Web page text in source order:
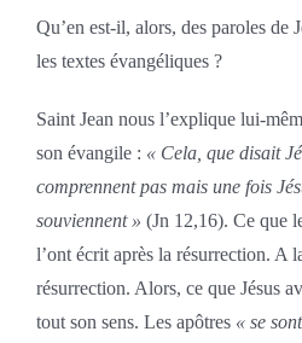
Qu’en est-il, alors, des paroles de
les textes évangéliques ?
Saint Jean nous l’explique lui-
son évangile : « Cela, que disait
comprennent pas mais une fois
souviennent » (Jn 12,16). Ce que
l’ont écrit après la résurrection. A
résurrection. Alors, ce que Jésus
tout son sens. Les apôtres « se